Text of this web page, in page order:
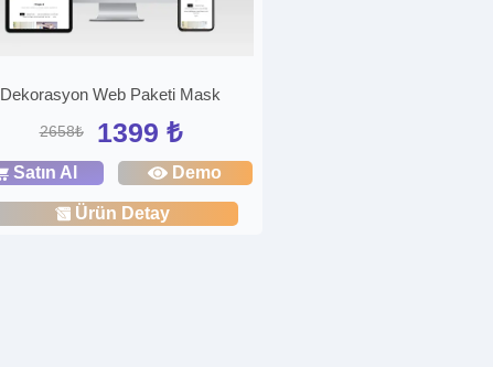
Dekorasyon Web Paketi Mask
2658₺ 1399 ₺
Satın Al Demo
Ürün Detay